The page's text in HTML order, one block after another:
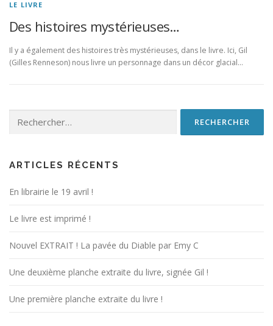
LE LIVRE
Des histoires mystérieuses…
Il y a également des histoires très mystérieuses, dans le livre. Ici, Gil
(Gilles Renneson) nous livre un personnage dans un décor glacial…
ARTICLES RÉCENTS
En librairie le 19 avril !
Le livre est imprimé !
Nouvel EXTRAIT ! La pavée du Diable par Emy C
Une deuxième planche extraite du livre, signée Gil !
Une première planche extraite du livre !